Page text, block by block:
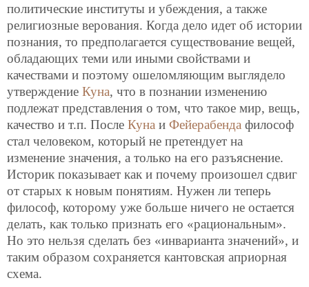
политические институты и убеждения, а также
религиозные верования. Когда дело идет об истории
познания, то предполагается существование вещей,
обладающих теми или иными свойствами и
качествами и поэтому ошеломляющим выглядело
утверждение Куна, что в познании изменению
подлежат представления о том, что такое мир, вещь,
качество и т.п. После Куна и Фейерабенда философ
стал человеком, который не претендует на
изменение значения, а только на его разъяснение.
Историк показывает как и почему произошел сдвиг
от старых к новым понятиям. Нужен ли теперь
философ, которому уже больше ничего не остается
делать, как только признать его «рациональным».
Но это нельзя сделать без «инварианта значений», и
таким образом сохраняется кантовская априорная
схема.